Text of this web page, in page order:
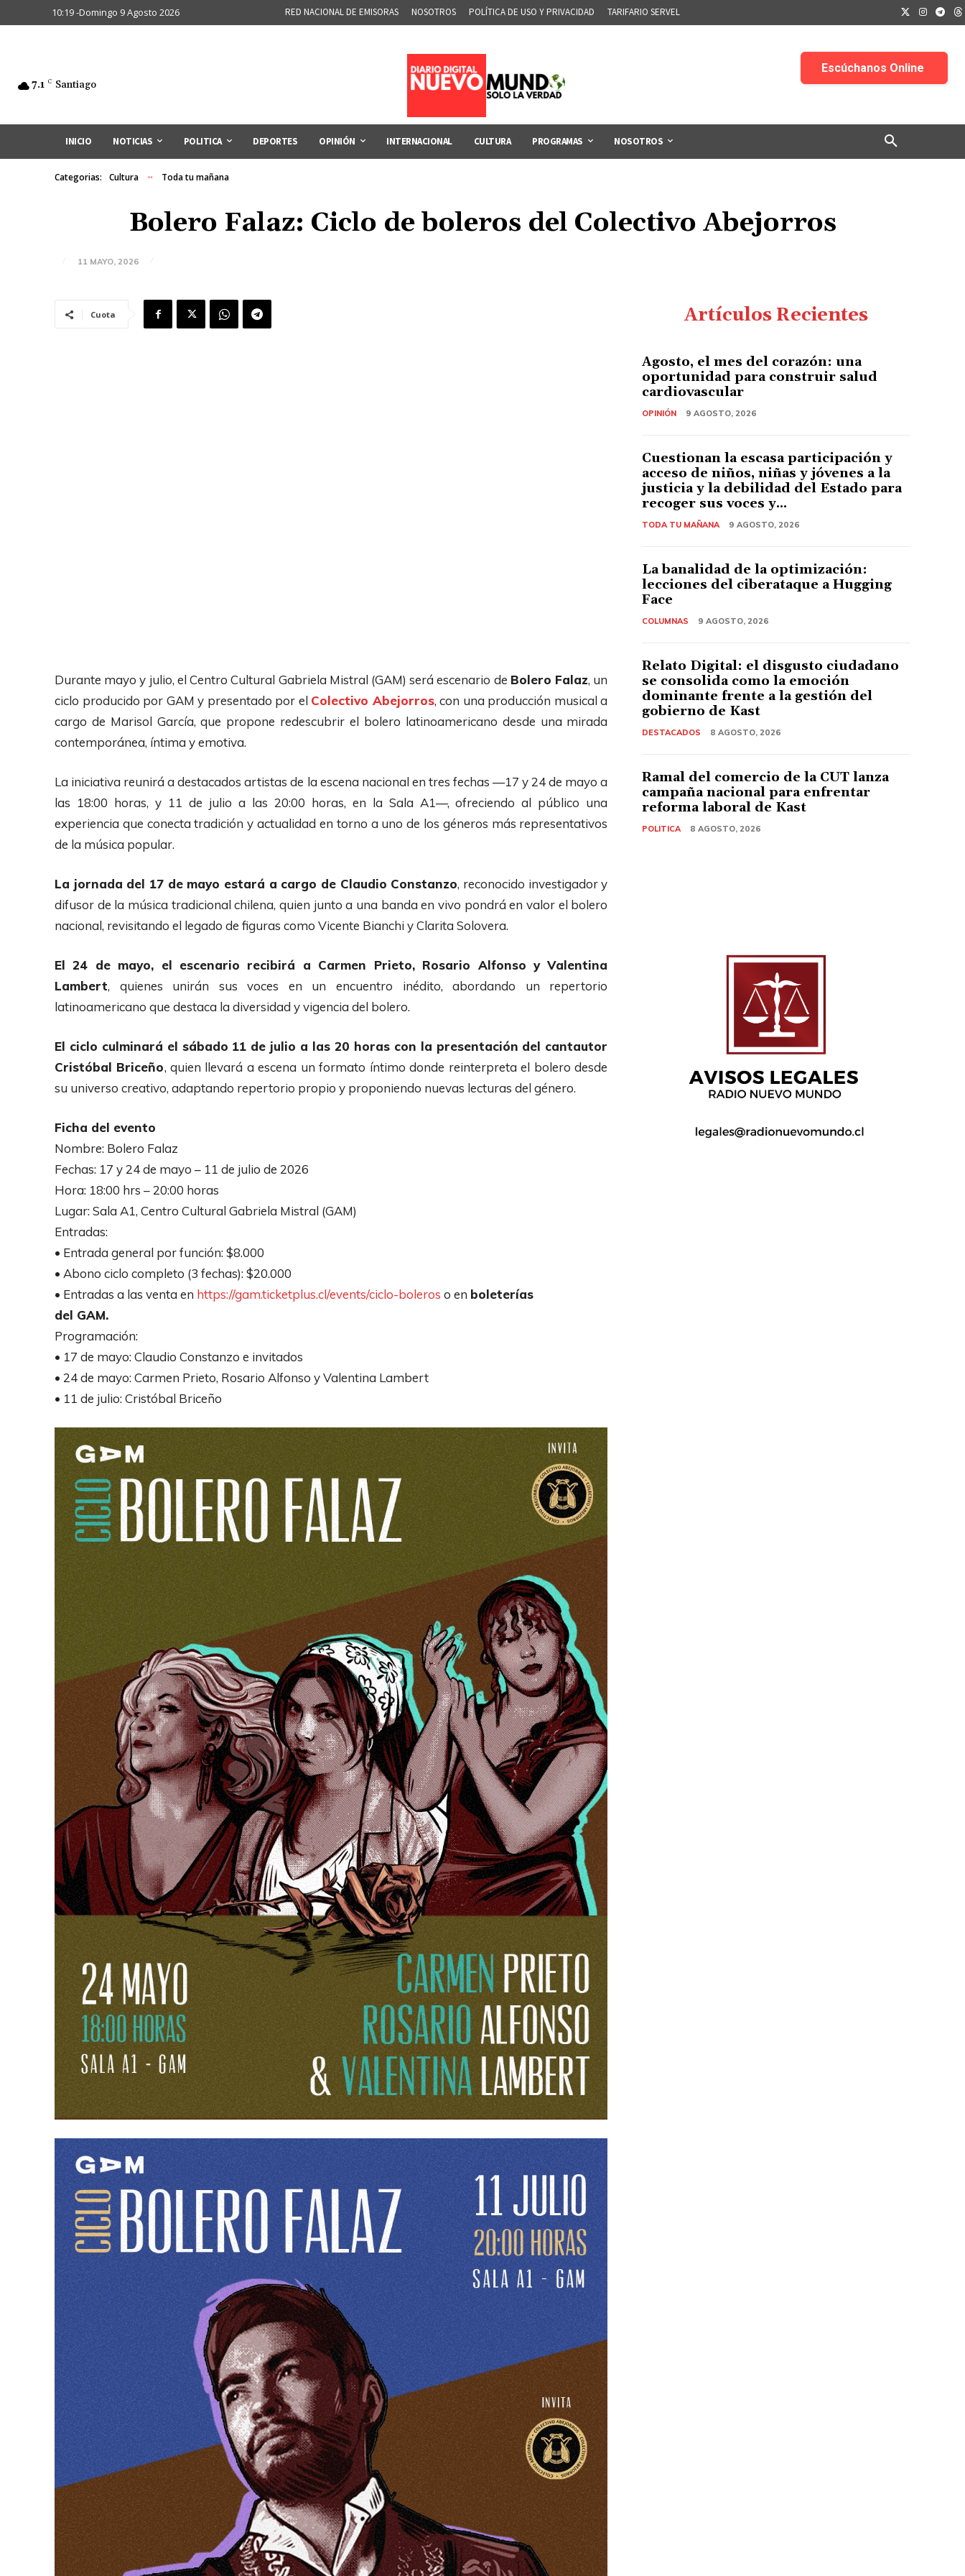
10:19 -Domingo 9 Agosto 2026 RED NACIONAL DE EMISORAS NOSOTROS POLÍTICA DE USO Y PRIVACIDAD TARIFARIO SERVEL
7.1 C Santiago
INICIO NOTICIAS POLITICA DEPORTES OPINIÓN INTERNACIONAL CULTURA PROGRAMAS NOSOTROS
Categorias: Cultura Toda tu mañana
Bolero Falaz: Ciclo de boleros del Colectivo Abejorros
11 MAYO, 2026
Cuota
Durante mayo y julio, el Centro Cultural Gabriela Mistral (GAM) será escenario de Bolero Falaz, un
ciclo producido por GAM y presentado por el Colectivo Abejorros, con una producción musical a
cargo de Marisol García, que propone redescubrir el bolero latinoamericano desde una mirada
contemporánea, íntima y emotiva.
La iniciativa reunirá a destacados artistas de la escena nacional en tres fechas —17 y 24 de mayo a
las 18:00 horas, y 11 de julio a las 20:00 horas, en la Sala A1—, ofreciendo al público una
experiencia que conecta tradición y actualidad en torno a uno de los géneros más representativos
de la música popular.
La jornada del 17 de mayo estará a cargo de Claudio Constanzo, reconocido investigador y
difusor de la música tradicional chilena, quien junto a una banda en vivo pondrá en valor el bolero
nacional, revisitando el legado de figuras como Vicente Bianchi y Clarita Solovera.
El 24 de mayo, el escenario recibirá a Carmen Prieto, Rosario Alfonso y Valentina
Lambert, quienes unirán sus voces en un encuentro inédito, abordando un repertorio
latinoamericano que destaca la diversidad y vigencia del bolero.
El ciclo culminará el sábado 11 de julio a las 20 horas con la presentación del cantautor
Cristóbal Briceño, quien llevará a escena un formato íntimo donde reinterpreta el bolero desde
su universo creativo, adaptando repertorio propio y proponiendo nuevas lecturas del género.
Ficha del evento
Nombre: Bolero Falaz
Fechas: 17 y 24 de mayo – 11 de julio de 2026
Hora: 18:00 hrs – 20:00 horas
Lugar: Sala A1, Centro Cultural Gabriela Mistral (GAM)
Entradas:
• Entrada general por función: $8.000
• Abono ciclo completo (3 fechas): $20.000
• Entradas a las venta en https://gam.ticketplus.cl/events/ciclo-boleros o en boleterías
del GAM.
Programación:
• 17 de mayo: Claudio Constanzo e invitados
• 24 de mayo: Carmen Prieto, Rosario Alfonso y Valentina Lambert
• 11 de julio: Cristóbal Briceño
Artículos Recientes
Agosto, el mes del corazón: una
oportunidad para construir salud
cardiovascular
OPINIÓN 9 AGOSTO, 2026
Cuestionan la escasa participación y
acceso de niños, niñas y jóvenes a la
justicia y la debilidad del Estado para
recoger sus voces y...
TODA TU MAÑANA 9 AGOSTO, 2026
La banalidad de la optimización:
lecciones del ciberataque a Hugging
Face
COLUMNAS 9 AGOSTO, 2026
Relato Digital: el disgusto ciudadano
se consolida como la emoción
dominante frente a la gestión del
gobierno de Kast
DESTACADOS 8 AGOSTO, 2026
Ramal del comercio de la CUT lanza
campaña nacional para enfrentar
reforma laboral de Kast
POLITICA 8 AGOSTO, 2026